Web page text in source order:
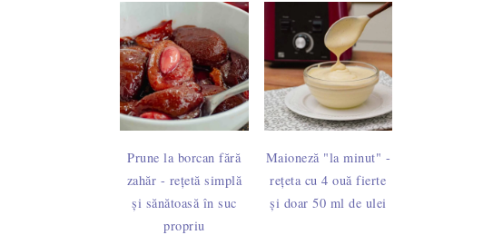
Prune la borcan fără
zahăr - rețetă simplă
și sănătoasă în suc
propriu
Maioneză "la minut" -
rețeta cu 4 ouă fierte
și doar 50 ml de ulei